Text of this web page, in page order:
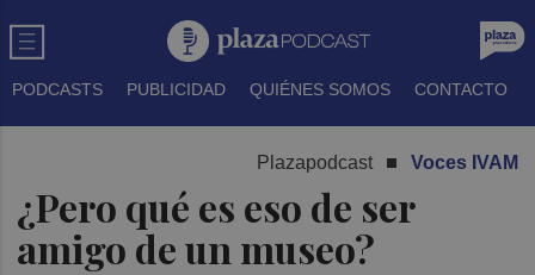
PODCASTS PUBLICIDAD QUIÉNES SOMOS CONTACTO
Plazapodcast Voces IVAM
¿Pero qué es eso de ser
amigo de un museo?